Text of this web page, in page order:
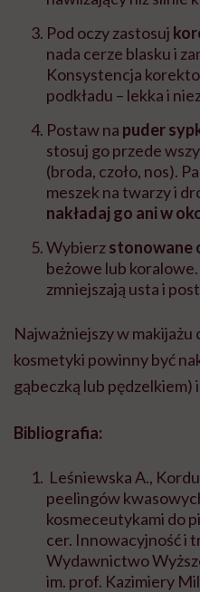
Pod oczy zastosuj
nada cerze blasku i
Konsystencja
podkładu – lekka i
Postaw na puder
stosuj go przede
(broda, czoło, nos).
meszek na twarzy i
nakładaj go ani w
Wybierzstonowane
beżowe lub
zmniejszają usta i
Najważniejszy w makijażu
kosmetyki powinny być
gąbeczką lub
Bibliografia:
Leśniewska A.,
peelingów
kosmeceutykami do
cer. Innowacyjność i
Wydawnictwo
im. prof. Kazimiery